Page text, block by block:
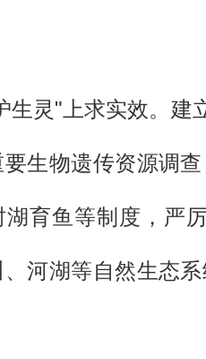
生灵"上求实效。建
生物遗传资源调
湖育鱼等制度，严
河湖等自然生态